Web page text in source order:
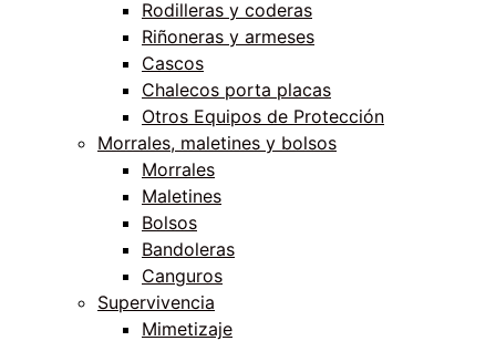
Rodilleras y coderas
Riñoneras y armeses
Cascos
Chalecos porta placas
Otros Equipos de Protección
Morrales, maletines y bolsos
Morrales
Maletines
Bolsos
Bandoleras
Canguros
Supervivencia
Mimetizaje